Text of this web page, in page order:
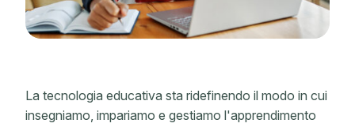
La tecnologia educativa sta ridefinendo il modo in cui
insegniamo, impariamo e gestiamo l'apprendimento